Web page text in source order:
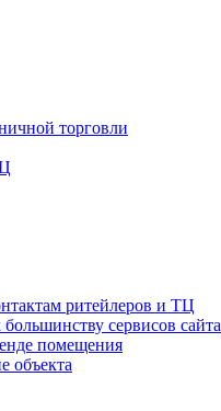
торговли
ритейлеров и ТЦ
сервисов сайта
помещения
объекта